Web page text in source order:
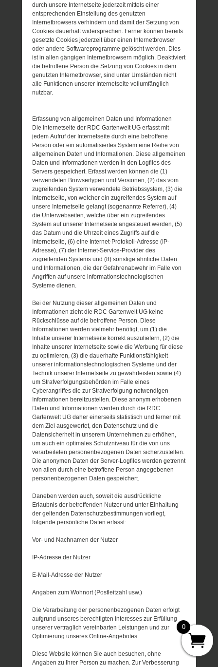
durch unsere Internetseite jederzeit mittels einer
entsprechenden Einstellung des genutzten
Internetbrowsers verhindern und damit der Setzung von
Cookies dauerhaft widersprechen. Ferner können bereits
gesetzte Cookies jederzeit über einen Internetbrowser
oder andere Softwareprogramme gelöscht werden. Dies
ist in allen gängigen Internetbrowsern möglich. Deaktiviert
die betroffene Person die Setzung von Cookies in dem
genutzten Internetbrowser, sind unter Umständen nicht
alle Funktionen unserer Internetseite vollumfänglich
nutzbar.
Erfassung von allgemeinen Daten und Informationen
Die Internetseite der RDC Gartenwelt UG erfasst mit
jedem Aufruf der Internetseite durch eine betroffene
Person oder ein automatisiertes System eine Reihe von
allgemeinen Daten und Informationen. Diese allgemeinen
Daten und Informationen werden in den Logfiles des
Servers gespeichert. Erfasst werden können die (1)
verwendeten Browsertypen und Versionen, (2) das vom
zugreifenden System verwendete Betriebssystem, (3) die
Internetseite, von welcher ein zugreifendes System auf
unsere Internetseite gelangt (sogenannte Referrer), (4)
die Unterwebseiten, welche über ein zugreifendes
System auf unserer Internetseite angesteuert werden, (5)
das Datum und die Uhrzeit eines Zugriffs auf die
Internetseite, (6) eine Internet-Protokoll-Adresse (IP-
Adresse), (7) der Internet-Service-Provider des
zugreifenden Systems und (8) sonstige ähnliche Daten
und Informationen, die der Gefahrenabwehr im Falle von
Angriffen auf unsere informationstechnologischen
Systeme dienen.
Bei der Nutzung dieser allgemeinen Daten und
Informationen zieht die RDC Gartenwelt UG keine
Rückschlüsse auf die betroffene Person. Diese
Informationen werden vielmehr benötigt, um (1) die
Inhalte unserer Internetseite korrekt auszuliefern, (2) die
Inhalte unserer Internetseite sowie die Werbung für diese
zu optimieren, (3) die dauerhafte Funktionsfähigkeit
unserer informationstechnologischen Systeme und der
Technik unserer Internetseite zu gewährleisten sowie (4)
um Strafverfolgungsbehörden im Falle eines
Cyberangriffes die zur Strafverfolgung notwendigen
Informationen bereitzustellen. Diese anonym erhobenen
Daten und Informationen werden durch die RDC
Gartenwelt UG daher einerseits statistisch und ferner mit
dem Ziel ausgewertet, den Datenschutz und die
Datensicherheit in unserem Unternehmen zu erhöhen,
um auch ein optimales Schutzniveau für die von uns
verarbeiteten personenbezogenen Daten sicherzustellen.
Die anonymen Daten der Server-Logfiles werden getrennt
von allen durch eine betroffene Person angegebenen
personenbezogenen Daten gespeichert.
Daneben werden auch, soweit die ausdrückliche
Erlaubnis der betreffenden Nutzer und unter Einhaltung
der geltenden Datenschutzbestimmungen vorliegt,
folgende persönliche Daten erfasst:
Vor- und Nachnamen der Nutzer
IP-Adresse der Nutzer
E-Mail-Adresse der Nutzer
Angaben zum Wohnort (Postleitzahl usw.)
Die Verarbeitung der personenbezogenen Daten erfolgt
aufgrund unseres berechtigten Interesses zur Erfüllung
unserer vertraglich vereinbarten Leistungen und zur
Optimierung unseres Online-Angebotes.
Diese Website können Sie auch besuchen, ohne
Angaben zu Ihrer Person zu machen. Zur Verbesserung
0